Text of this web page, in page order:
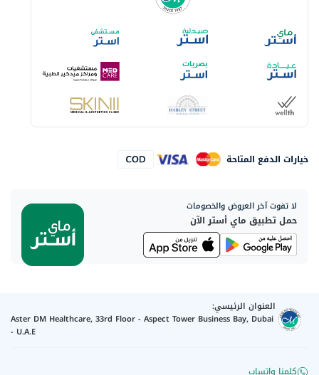
خيارات الدفع المتاحة
لا تفوت آخر العروض والخصومات
حمل تطبيق ماي أستر الآن
العنوان الرئيسي:
Aster DM Healthcare, 33rd Floor - Aspect Tower Business Bay, Dubai
- U.A.E
كلمنا واتساب